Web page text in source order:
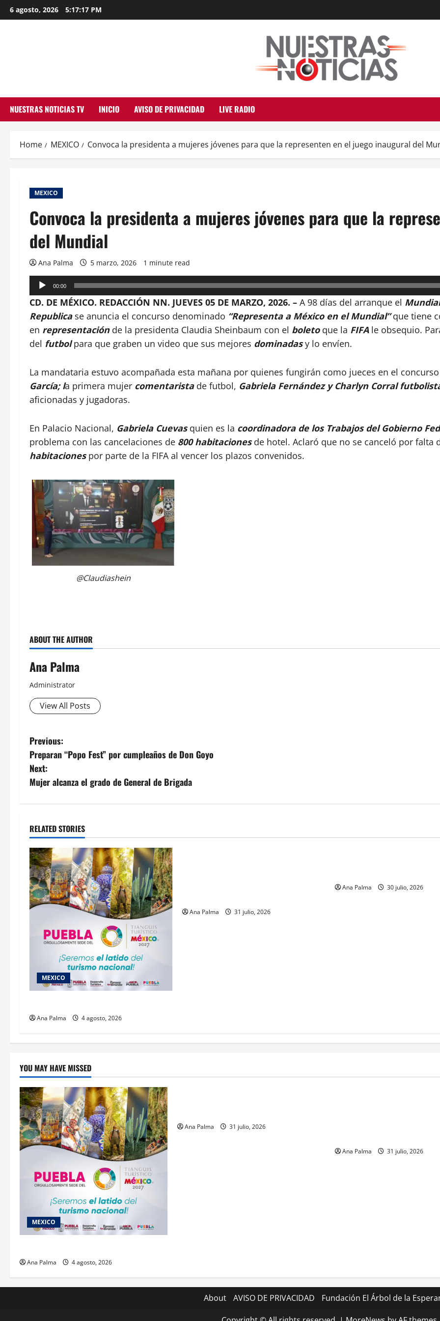
Skip
to
6 agosto, 2026 5:17:18 PM
NUESTRAS NOTICIAS TV INICIO AVISO DE PRIVACIDAD LIVE RADIO
Home MEXICO Convoca la presidenta a mujeres jóvenes para que la representen en el juego inaugural del
MEXICO
Convoca la presidenta a mujeres jóvenes para que la
del Mundial
Ana Palma 5 marzo, 2026 1 minute read
Reproductor
de
audio
00:00
CD. DE MÉXICO. REDACCIÓN NN. JUEVES 05 DE MARZO, 2026. – A 98 días del arranque el
Republicase anuncia el concurso denominado “Representa a México en el Mundial”que tiene
en representación de la presidenta Claudia Sheinbaum con el boleto que la FIFA le obsequio.
del futbolpara que graben un video que sus mejores dominadasy lo envíen.
La mandataria estuvo acompañada esta mañana por quienes fungirán como jueces en el
García; la primera mujer comentaristade futbol, Gabriela Fernández y Charlyn Corral
aficionadas y jugadoras.
En Palacio Nacional, Gabriela Cuevas quien es la coordinadora de los Trabajos del Gobierno
problema con las cancelaciones de 800 habitacionesde hotel. Aclaró que no se canceló por falta
habitacionespor parte de la FIFA al vencer los plazos convenidos.
@Claudiashein
ABOUT THE AUTHOR
Ana Palma
Administrator
View All Posts
Post
navigation
Previous:
Preparan “Popo Fest” por cumpleaños de Don Goyo
Next:
Mujer alcanza el grado de General de Brigada
RELATED STORIES
MEXICO
Ana Palma 4 agosto, 2026
Ana Palma 31 julio, 2026
Ana Palma 30 julio, 2026
YOU MAY HAVE MISSED
MEXICO
Ana Palma 4 agosto, 2026
Ana Palma 31 julio, 2026
Ana Palma 31 julio, 2026
About AVISO DE PRIVACIDAD Fundación El Árbol de la